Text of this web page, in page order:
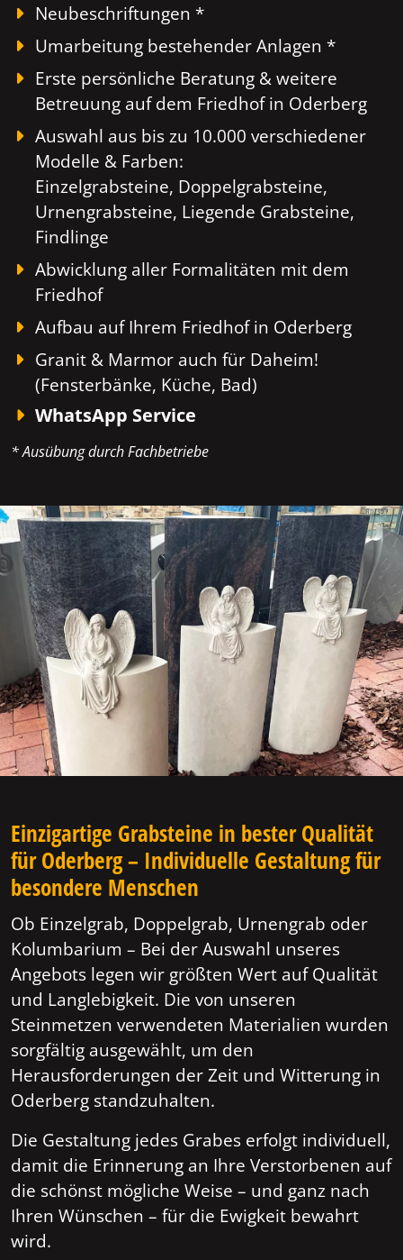
Neubeschriftungen *
Umarbeitung bestehender Anlagen *
Erste persönliche Beratung & weitere
Betreuung auf dem Friedhof in Oderberg
Auswahl aus bis zu 10.000 verschiedener
Modelle & Farben:
Einzelgrabsteine, Doppelgrabsteine,
Urnengrabsteine, Liegende Grabsteine,
Findlinge
Abwicklung aller Formalitäten mit dem
Friedhof
Aufbau auf Ihrem Friedhof in Oderberg
Granit & Marmor auch für Daheim!
(Fensterbänke, Küche, Bad)
WhatsApp Service
* Ausübung durch Fachbetriebe
Einzigartige Grabsteine in bester Qualität
für Oderberg – Individuelle Gestaltung für
besondere Menschen
Ob Einzelgrab, Doppelgrab, Urnengrab oder
Kolumbarium – Bei der Auswahl unseres
Angebots legen wir größten Wert auf Qualität
und Langlebigkeit. Die von unseren
Steinmetzen verwendeten Materialien wurden
sorgfältig ausgewählt, um den
Herausforderungen der Zeit und Witterung in
Oderberg standzuhalten.
Die Gestaltung jedes Grabes erfolgt individuell,
damit die Erinnerung an Ihre Verstorbenen auf
die schönst mögliche Weise – und ganz nach
Ihren Wünschen – für die Ewigkeit bewahrt
wird.